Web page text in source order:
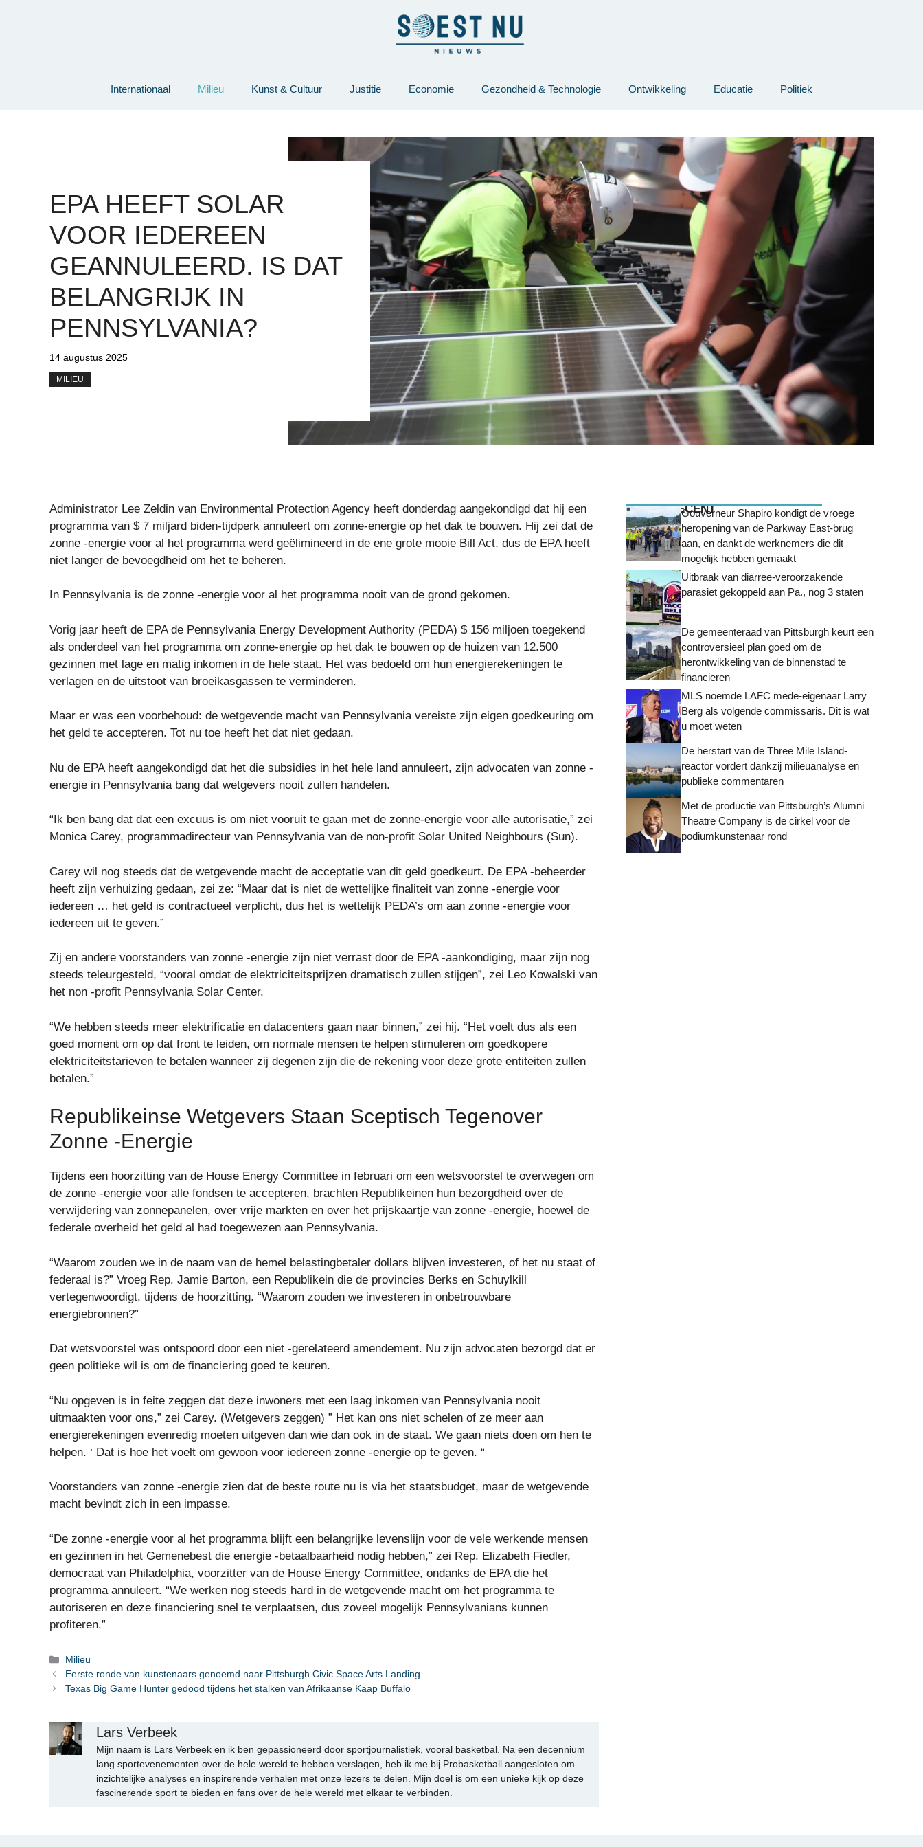
Internationaal Milieu Kunst & Cultuur Justitie Economie Gezondheid & Technologie Ontwikkeling Educatie Politiek
EPA HEEFT SOLAR
VOOR IEDEREEN
GEANNULEERD. IS DAT
BELANGRIJK IN
PENNSYLVANIA?
14 augustus 2025
MILIEU
Administrator Lee Zeldin van Environmental Protection Agency heeft donderdag aangekondigd dat hij een
programma van $ 7 miljard biden-tijdperk annuleert om zonne-energie op het dak te bouwen. Hij zei dat de
zonne -energie voor al het programma werd geëlimineerd in de ene grote mooie Bill Act, dus de EPA heeft
niet langer de bevoegdheid om het te beheren.
In Pennsylvania is de zonne -energie voor al het programma nooit van de grond gekomen.
Vorig jaar heeft de EPA de Pennsylvania Energy Development Authority (PEDA) $ 156 miljoen toegekend
als onderdeel van het programma om zonne-energie op het dak te bouwen op de huizen van 12.500
gezinnen met lage en matig inkomen in de hele staat. Het was bedoeld om hun energierekeningen te
verlagen en de uitstoot van broeikasgassen te verminderen.
Maar er was een voorbehoud: de wetgevende macht van Pennsylvania vereiste zijn eigen goedkeuring om
het geld te accepteren. Tot nu toe heeft het dat niet gedaan.
Nu de EPA heeft aangekondigd dat het die subsidies in het hele land annuleert, zijn advocaten van zonne -
energie in Pennsylvania bang dat wetgevers nooit zullen handelen.
“Ik ben bang dat dat een excuus is om niet vooruit te gaan met de zonne-energie voor alle autorisatie,” zei
Monica Carey, programmadirecteur van Pennsylvania van de non-profit Solar United Neighbours (Sun).
Carey wil nog steeds dat de wetgevende macht de acceptatie van dit geld goedkeurt. De EPA -beheerder
heeft zijn verhuizing gedaan, zei ze: “Maar dat is niet de wettelijke finaliteit van zonne -energie voor
iedereen … het geld is contractueel verplicht, dus het is wettelijk PEDA’s om aan zonne -energie voor
iedereen uit te geven.”
Zij en andere voorstanders van zonne -energie zijn niet verrast door de EPA -aankondiging, maar zijn nog
steeds teleurgesteld, “vooral omdat de elektriciteitsprijzen dramatisch zullen stijgen”, zei Leo Kowalski van
het non -profit Pennsylvania Solar Center.
“We hebben steeds meer elektrificatie en datacenters gaan naar binnen,” zei hij. “Het voelt dus als een
goed moment om op dat front te leiden, om normale mensen te helpen stimuleren om goedkopere
elektriciteitstarieven te betalen wanneer zij degenen zijn die de rekening voor deze grote entiteiten zullen
betalen.”
Republikeinse Wetgevers Staan Sceptisch Tegenover
Zonne -energie
Tijdens een hoorzitting van de House Energy Committee in februari om een wetsvoorstel te overwegen om
de zonne -energie voor alle fondsen te accepteren, brachten Republikeinen hun bezorgdheid over de
verwijdering van zonnepanelen, over vrije markten en over het prijskaartje van zonne -energie, hoewel de
federale overheid het geld al had toegewezen aan Pennsylvania.
“Waarom zouden we in de naam van de hemel belastingbetaler dollars blijven investeren, of het nu staat of
federaal is?” Vroeg Rep. Jamie Barton, een Republikein die de provincies Berks en Schuylkill
vertegenwoordigt, tijdens de hoorzitting. “Waarom zouden we investeren in onbetrouwbare
energiebronnen?”
Dat wetsvoorstel was ontspoord door een niet -gerelateerd amendement. Nu zijn advocaten bezorgd dat er
geen politieke wil is om de financiering goed te keuren.
“Nu opgeven is in feite zeggen dat deze inwoners met een laag inkomen van Pennsylvania nooit
uitmaakten voor ons,” zei Carey. (Wetgevers zeggen) ” Het kan ons niet schelen of ze meer aan
energierekeningen evenredig moeten uitgeven dan wie dan ook in de staat. We gaan niets doen om hen te
helpen. ‘ Dat is hoe het voelt om gewoon voor iedereen zonne -energie op te geven. “
Voorstanders van zonne -energie zien dat de beste route nu is via het staatsbudget, maar de wetgevende
macht bevindt zich in een impasse.
“De zonne -energie voor al het programma blijft een belangrijke levenslijn voor de vele werkende mensen
en gezinnen in het Gemenebest die energie -betaalbaarheid nodig hebben,” zei Rep. Elizabeth Fiedler,
democraat van Philadelphia, voorzitter van de House Energy Committee, ondanks de EPA die het
programma annuleert. “We werken nog steeds hard in de wetgevende macht om het programma te
autoriseren en deze financiering snel te verplaatsen, dus zoveel mogelijk Pennsylvanians kunnen
profiteren.”
Categorieën
Milieu
Eerste ronde van kunstenaars genoemd naar Pittsburgh Civic Space Arts Landing
Texas Big Game Hunter gedood tijdens het stalken van Afrikaanse Kaap Buffalo
Lars Verbeek
Mijn naam is Lars Verbeek en ik ben gepassioneerd door sportjournalistiek, vooral basketbal. Na een decennium
lang sportevenementen over de hele wereld te hebben verslagen, heb ik me bij Probasketball aangesloten om
inzichtelijke analyses en inspirerende verhalen met onze lezers te delen. Mijn doel is om een unieke kijk op deze
fascinerende sport te bieden en fans over de hele wereld met elkaar te verbinden.
MEEST RECENTGouverneur Shapiro kondigt de vroege
heropening van de Parkway East-brug
aan, en dankt de werknemers die dit
mogelijk hebben gemaakt
Uitbraak van diarree-veroorzakende
parasiet gekoppeld aan Pa., nog 3 staten
De gemeenteraad van Pittsburgh keurt een
controversieel plan goed om de
herontwikkeling van de binnenstad te
financieren
MLS noemde LAFC mede-eigenaar Larry
Berg als volgende commissaris. Dit is wat
u moet weten
De herstart van de Three Mile Island-
reactor vordert dankzij milieuanalyse en
publieke commentaren
Met de productie van Pittsburgh’s Alumni
Theatre Company is de cirkel voor de
podiumkunstenaar rond